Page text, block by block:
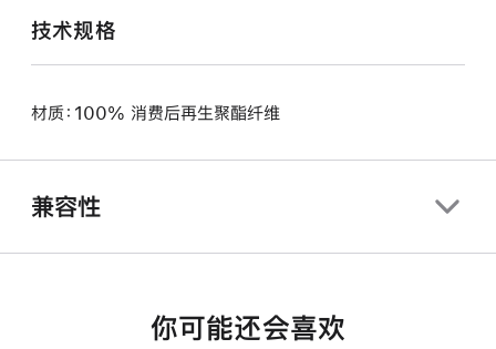
技术规格
材质：100% 消费后再生聚酯纤维
兼容性
你可能还会喜欢